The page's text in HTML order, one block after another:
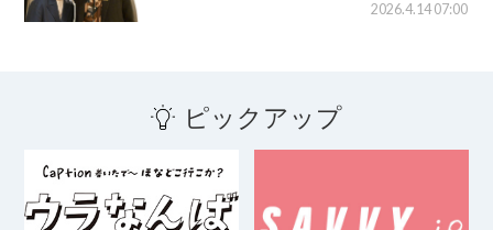
2026.4.14 07:00
ピックアップ